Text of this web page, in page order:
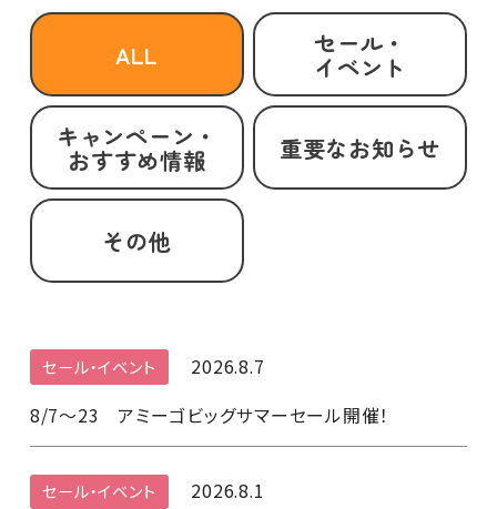
ALL セール・
イベント
キャンペーン・
おすすめ情報 重要なお知らせ
その他
セール・イベント
2026.8.7
8/7～23 アミーゴビッグサマーセール開催！
セール・イベント
2026.8.1